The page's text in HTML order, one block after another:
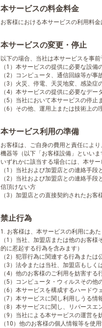
本サービスの料金料金
お客様における本サービスの利用料金
本サービスの変更・停止
以下の場合、当社は本サービスを事
（1）本サービスの提供に必要な設
（2）コンピュータ、通信回線等が事
（3）火災、停電、天災地変、感染
（4）本サービスの提供に必要なデ
（5）当社において本サービスの停
（6）その他、運用上または技術上の
本サービス利用の準備
お客様は、ご自身の費用と責任によ
機器等（以下「お客様設備」といい
いずれかに該当する場合には、本サ
（1）当社および加盟店との連絡手
（2）当社および加盟店との連絡手
信頂けない方
（3）加盟店との直接契約されたお
禁止行為
1. お客様は、本サービスの利用にあ
（1）当社、加盟店または他のお客
的に惹起する行為を含みます）
（2）犯罪行為に関連する行為または
（3）法令または当社、加盟店もし
（4）他のお客様のご利用を妨害す
（5）コンピュータ・ウィルスその
（6）本サービスを構成するハード
（7）本サービスに関し利用しうる情
（8）本サービスに関し、リバース
（9）当社による本サービスの運営を
（10）他のお客様の個人情報等を使